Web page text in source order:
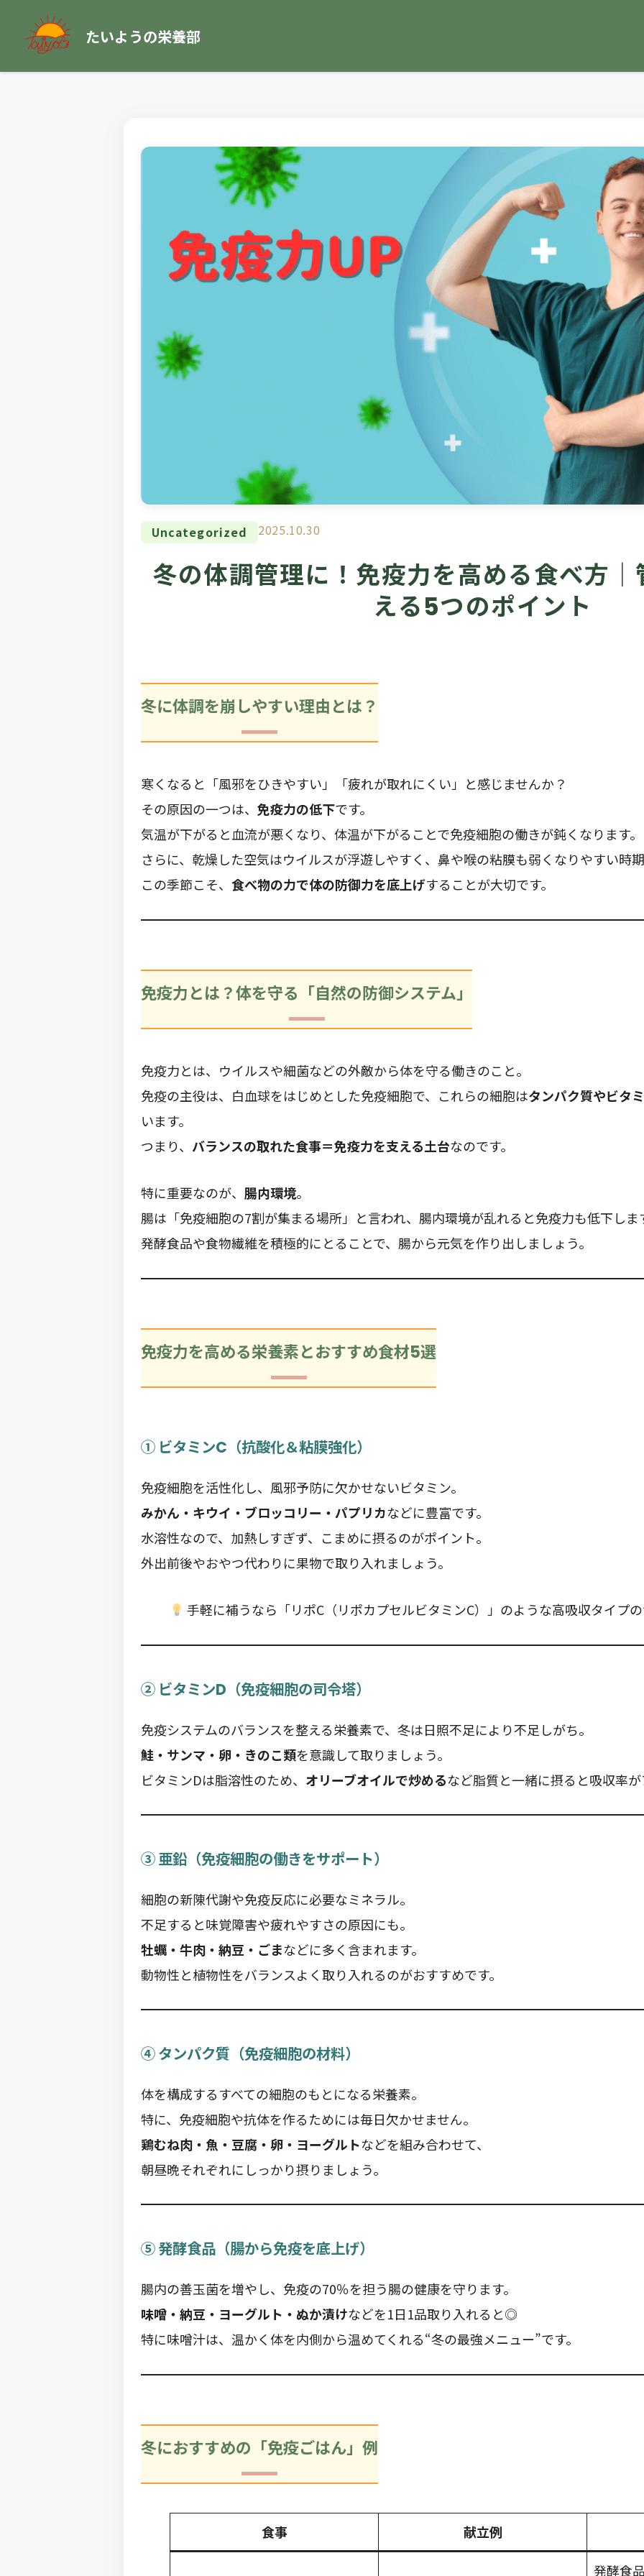
たいようの栄養部
Uncategorized 2025.10.30
冬の体調管理に！免疫力を高める食べ方
える5つのポイント
冬に体調を崩しやすい理由とは？
寒くなると「風邪をひきやすい」「疲れが取れにくい」と感じませんか？
その原因の一つは、 免疫力の低下です。
気温が下がると血流が悪くなり、体温が下がることで免疫細胞の働きが鈍くなります。
さらに、乾燥した空気はウイルスが浮遊しやすく、鼻や喉の粘膜も弱くなりやすい時
この季節こそ、 食べ物の力で体の防御力を底上げすることが大切です。
免疫力とは？体を守る「自然の防御システム」
免疫力とは、ウイルスや細菌などの外敵から体を守る働きのこと。
免疫の主役は、白血球をはじめとした免疫細胞で、これらの細胞はタンパク質やビタ
います。
つまり、 バランスの取れた食事＝免疫力を支える土台なのです。
特に重要なのが、 腸内環境。
腸は「免疫細胞の7割が集まる場所」と言われ、腸内環境が乱れると免疫力も低下しま
発酵食品や食物繊維を積極的にとることで、腸から元気を作り出しましょう。
免疫力を高める栄養素とおすすめ食材5選
① ビタミンC（抗酸化＆粘膜強化）
免疫細胞を活性化し、風邪予防に欠かせないビタミン。
みかん・キウイ・ブロッコリー・パプリカなどに豊富です。
水溶性なので、加熱しすぎず、こまめに摂るのがポイント。
外出前後やおやつ代わりに果物で取り入れましょう。
手軽に補うなら「リポC（リポカプセルビタミンC）」のような高吸収タイプ
② ビタミンD（免疫細胞の司令塔）
免疫システムのバランスを整える栄養素で、冬は日照不足により不足しがち。
鮭・サンマ・卵・きのこ類を意識して取りましょう。
ビタミンDは脂溶性のため、 オリーブオイルで炒めるなど脂質と一緒に摂ると吸収率
③ 亜鉛（免疫細胞の働きをサポート）
細胞の新陳代謝や免疫反応に必要なミネラル。
不足すると味覚障害や疲れやすさの原因にも。
牡蠣・牛肉・納豆・ごまなどに多く含まれます。
動物性と植物性をバランスよく取り入れるのがおすすめです。
④ タンパク質（免疫細胞の材料）
体を構成するすべての細胞のもとになる栄養素。
特に、免疫細胞や抗体を作るためには毎日欠かせません。
鶏むね肉・魚・豆腐・卵・ヨーグルトなどを組み合わせて、
朝昼晩それぞれにしっかり摂りましょう。
⑤ 発酵食品（腸から免疫を底上げ）
腸内の善玉菌を増やし、免疫の70％を担う腸の健康を守ります。
味噌・納豆・ヨーグルト・ぬか漬けなどを1日1品取り入れると◎
特に味噌汁は、温かく体を内側から温めてくれる“冬の最強メニュー”です。
冬におすすめの「免疫ごはん」例
食事 献立例
発酵食